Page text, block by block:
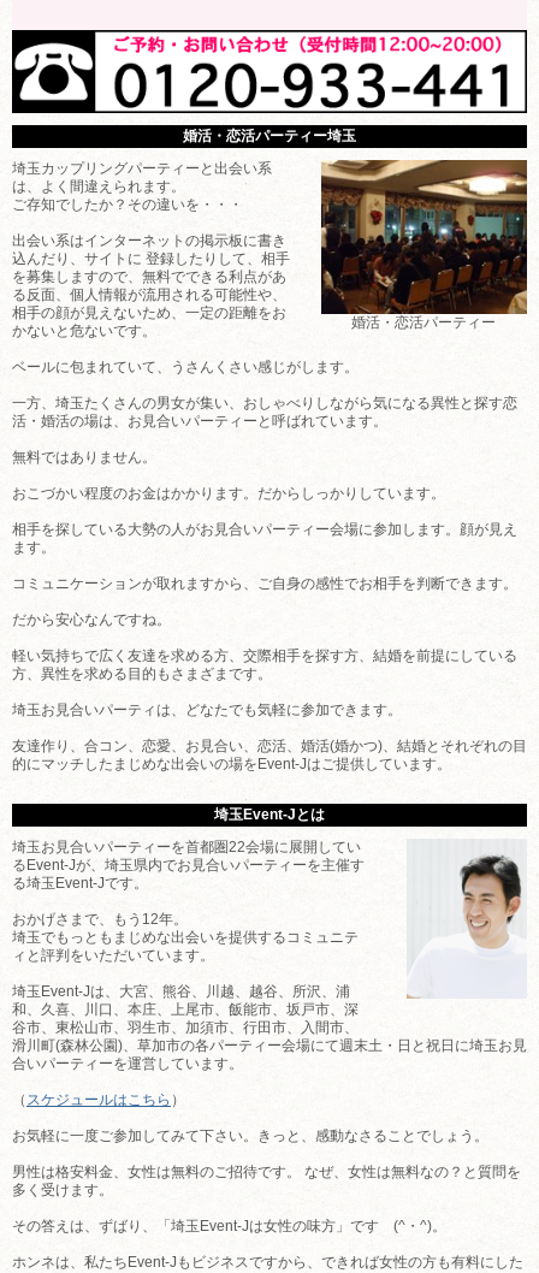
婚活・恋活パーティー埼玉
婚活・恋活パーティー
埼玉カップリングパーティーと出会い系
は、よく間違えられます。
ご存知でしたか？その違いを・・・
出会い系はインターネットの掲示板に書き
込んだり、サイトに 登録したりして、相手
を募集しますので、無料でできる利点があ
る反面、個人情報が流用される可能性や、
相手の顔が見えないため、一定の距離をお
かないと危ないです。
ベールに包まれていて、うさんくさい感じがします。
一方、埼玉たくさんの男女が集い、おしゃべりしながら気になる異性と探す恋
活・婚活の場は、お見合いパーティーと呼ばれています。
無料ではありません。
おこづかい程度のお金はかかります。だからしっかりしています。
相手を探している大勢の人がお見合いパーティー会場に参加します。顔が見え
ます。
コミュニケーションが取れますから、ご自身の感性でお相手を判断できます。
だから安心なんですね。
軽い気持ちで広く友達を求める方、交際相手を探す方、結婚を前提にしている
方、異性を求める目的もさまざまです。
埼玉お見合いパーティは、どなたでも気軽に参加できます。
友達作り、合コン、恋愛、お見合い、恋活、婚活(婚かつ)、結婚とそれぞれの目
的にマッチしたまじめな出会いの場をEvent-Jはご提供しています。
埼玉Event-Jとは
埼玉お見合いパーティーを首都圏22会場に展開してい
るEvent-Jが、埼玉県内でお見合いパーティーを主催す
る埼玉Event-Jです。
おかげさまで、もう12年。
埼玉でもっともまじめな出会いを提供するコミュニテ
ィと評判をいただいています。
埼玉Event-Jは、大宮、熊谷、川越、越谷、所沢、浦
和、久喜、川口、本庄、上尾市、飯能市、坂戸市、深
谷市、東松山市、羽生市、加須市、行田市、入間市、
滑川町(森林公園)、草加市の各パーティー会場にて週末土・日と祝日に埼玉お見
合いパーティーを運営しています。
（ スケジュールはこちら ）
お気軽に一度ご参加してみて下さい。きっと、感動なさることでしょう。
男性は格安料金、女性は無料のご招待です。 なぜ、女性は無料なの？と質問を
多く受けます。
その答えは、ずばり、「埼玉Event-Jは女性の味方」です (^・^)。
ホンネは、私たちEvent-Jもビジネスですから、できれば女性の方も有料にした